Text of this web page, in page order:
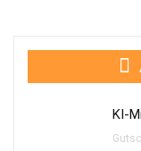
KI-